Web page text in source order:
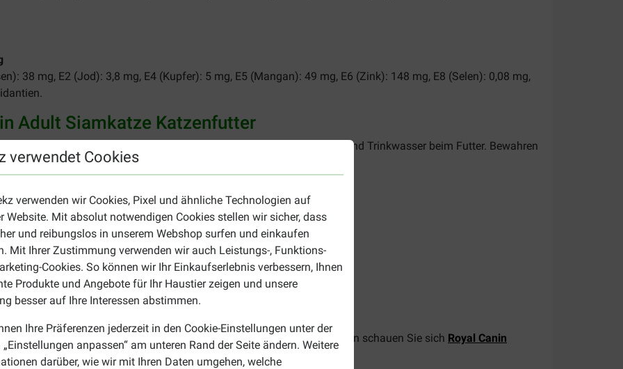
verwendet Cookies
verwenden wir Cookies, Pixel und ähnliche Technologien auf
Website. Mit absolut notwendigen Cookies stellen wir sicher, dass
und reibungslos in unserem Webshop surfen und einkaufen
Mit Ihrer Zustimmung verwenden wir auch Leistungs-, Funktions-
Cookies. So können wir Ihr Einkaufserlebnis verbessern, Ihnen
Produkte und Angebote für Ihr Haustier zeigen und unsere
besser auf Ihre Interessen abstimmen.
Ihre Präferenzen jederzeit in den Cookie-Einstellungen unter der
„Einstellungen anpassen“ am unteren Rand der Seite ändern. Weitere
darüber, wie wir mit Ihren Daten umgehen, welche
38 mg, E2 (Jod): 3,8 mg, E4 (Kupfer): 5 mg, E5 (Mangan): 49 mg, E6 (Zink): 148 mg, E8 (Selen): 0,08 mg,
Adult Siamkatze Katzenfutter
2 Mahlzeiten zu verteilen. Sorgen Sie bitte immer für ausreichend Trinkwasser beim Futter. Bewahren
auf.
42 g (21 g + 1 Portionspackung)
51 g (30 g + 1 Portionspackung)
60 g (39 g + 1 Portionspackung)
68 g (47 g + 1 Portionspackung)
auf der Suche nach einem anderen Futter für Ihre Katze? Dann schauen Sie sich Royal Canin
Rassen können Sie einen Blick auf Rassenkatzenfutter